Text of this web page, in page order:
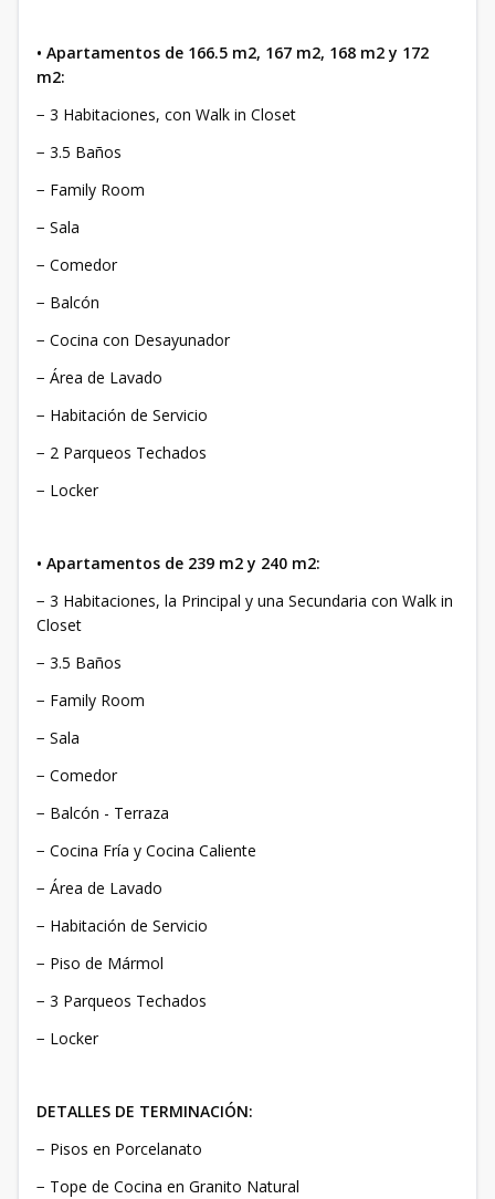
• Apartamentos de 166.5 m2, 167 m2, 168 m2 y 172
m2:
− 3 Habitaciones, con Walk in Closet
− 3.5 Baños
− Family Room
− Sala
− Comedor
− Balcón
− Cocina con Desayunador
− Área de Lavado
− Habitación de Servicio
− 2 Parqueos Techados
− Locker
• Apartamentos de 239 m2 y 240 m2:
− 3 Habitaciones, la Principal y una Secundaria con Walk in
Closet
− 3.5 Baños
− Family Room
− Sala
− Comedor
− Balcón - Terraza
− Cocina Fría y Cocina Caliente
− Área de Lavado
− Habitación de Servicio
− Piso de Mármol
− 3 Parqueos Techados
− Locker
DETALLES DE TERMINACIÓN:
− Pisos en Porcelanato
− Tope de Cocina en Granito Natural